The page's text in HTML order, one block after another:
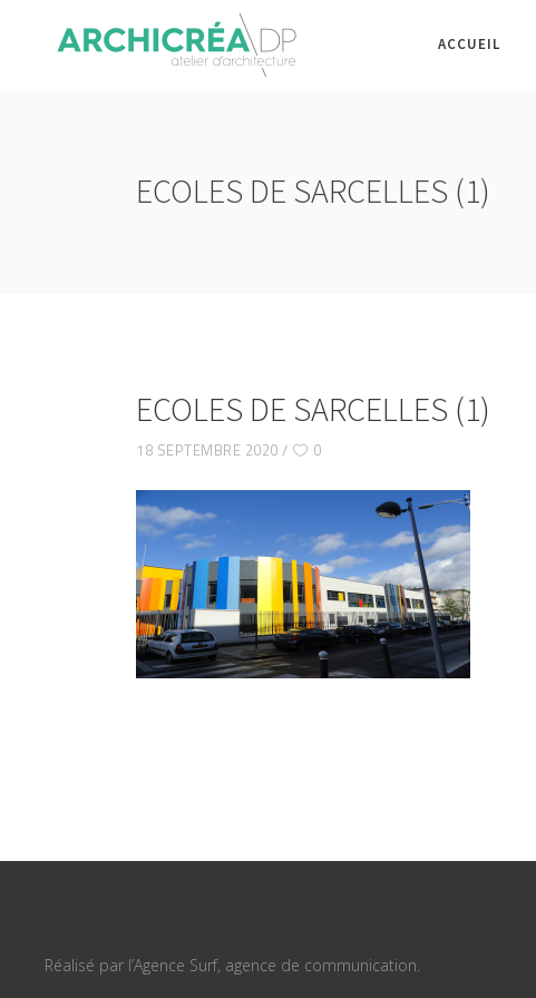
ACCUEIL
ECOLES DE SARCELLES (1)
ECOLES DE SARCELLES (1)
18 SEPTEMBRE 2020 0
Réalisé par l’Agence Surf, agence de communication.